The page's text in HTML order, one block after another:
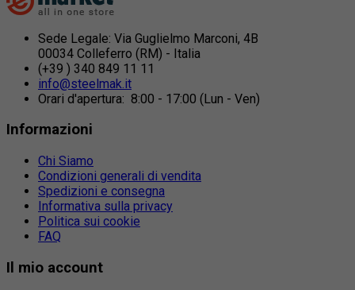
Sede Legale: Via Guglielmo Marconi, 4B
00034 Colleferro (RM) - Italia
(+39 ) 340 849 11 11
info@steelmak.it
Orari d'apertura: 8:00 - 17:00 (Lun - Ven)
Informazioni
Chi Siamo
Condizioni generali di vendita
Spedizioni e consegna
Informativa sulla privacy
Politica sui cookie
FAQ
Il mio account